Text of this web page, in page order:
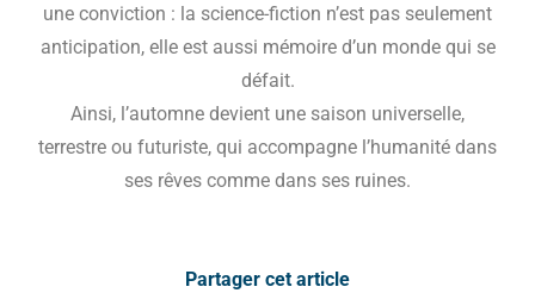
une conviction : la science-fiction n’est pas seulement
anticipation, elle est aussi mémoire d’un monde qui se
défait.
Ainsi, l’automne devient une saison universelle,
terrestre ou futuriste, qui accompagne l’humanité dans
ses rêves comme dans ses ruines.
Partager cet article